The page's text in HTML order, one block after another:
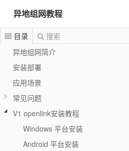
异地组网教程
目录
搜索
异地组网简介
安装部署
应用场景
常见问题
V1 openlink安装教程
Windows 平台安装
Android 平台安装